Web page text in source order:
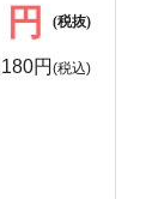
円 (税抜)
円 (税込)